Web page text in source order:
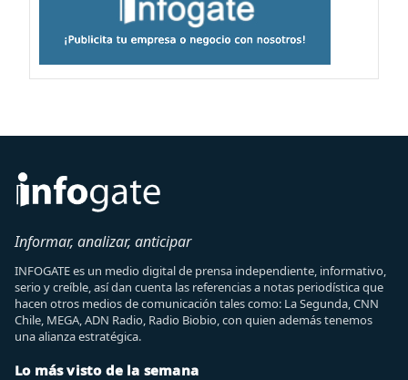
Informar, analizar, anticipar
INFOGATE es un medio digital de prensa independiente, informativo,
serio y creíble, así dan cuenta las referencias a notas periodística que
hacen otros medios de comunicación tales como: La Segunda, CNN
Chile, MEGA, ADN Radio, Radio Biobio, con quien además tenemos
una alianza estratégica.
Lo más visto de la semana